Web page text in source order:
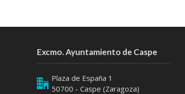
Excmo. Ayuntamiento de Caspe
Plaza de España 1
50700 - Caspe (Zaragoza)